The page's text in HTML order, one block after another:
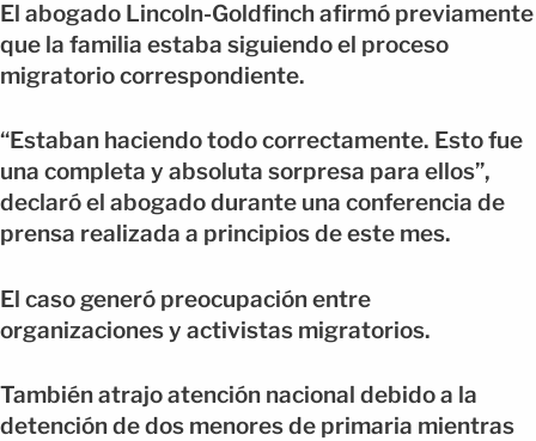
El abogado Lincoln-Goldfinch afirmó previamente
que la familia estaba siguiendo el proceso
migratorio correspondiente.
“Estaban haciendo todo correctamente. Esto fue
una completa y absoluta sorpresa para ellos”,
declaró el abogado durante una conferencia de
prensa realizada a principios de este mes.
El caso generó preocupación entre
organizaciones y activistas migratorios.
También atrajo atención nacional debido a la
detención de dos menores de primaria mientras